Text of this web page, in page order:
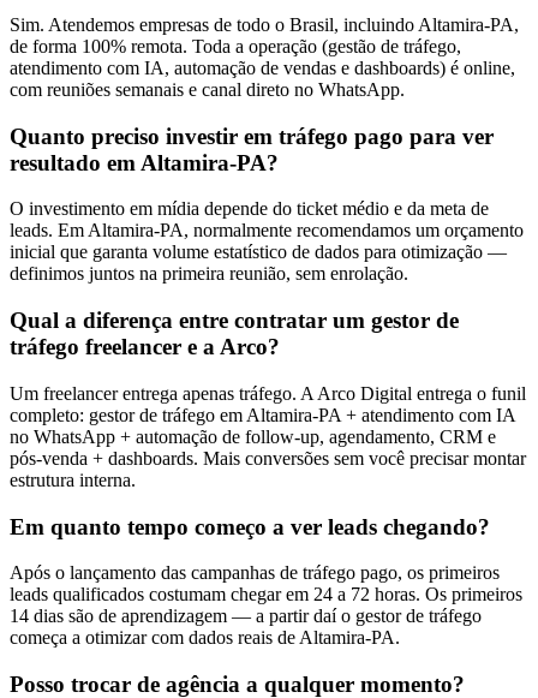
Sim. Atendemos empresas de todo o Brasil, incluindo Altamira-PA,
de forma 100% remota. Toda a operação (gestão de tráfego,
atendimento com IA, automação de vendas e dashboards) é online,
com reuniões semanais e canal direto no WhatsApp.
Quanto preciso investir em tráfego pago para ver
resultado em Altamira-PA?
O investimento em mídia depende do ticket médio e da meta de
leads. Em Altamira-PA, normalmente recomendamos um orçamento
inicial que garanta volume estatístico de dados para otimização —
definimos juntos na primeira reunião, sem enrolação.
Qual a diferença entre contratar um gestor de
tráfego freelancer e a Arco?
Um freelancer entrega apenas tráfego. A Arco Digital entrega o funil
completo: gestor de tráfego em Altamira-PA + atendimento com IA
no WhatsApp + automação de follow-up, agendamento, CRM e
pós-venda + dashboards. Mais conversões sem você precisar montar
estrutura interna.
Em quanto tempo começo a ver leads chegando?
Após o lançamento das campanhas de tráfego pago, os primeiros
leads qualificados costumam chegar em 24 a 72 horas. Os primeiros
14 dias são de aprendizagem — a partir daí o gestor de tráfego
começa a otimizar com dados reais de Altamira-PA.
Posso trocar de agência a qualquer momento?